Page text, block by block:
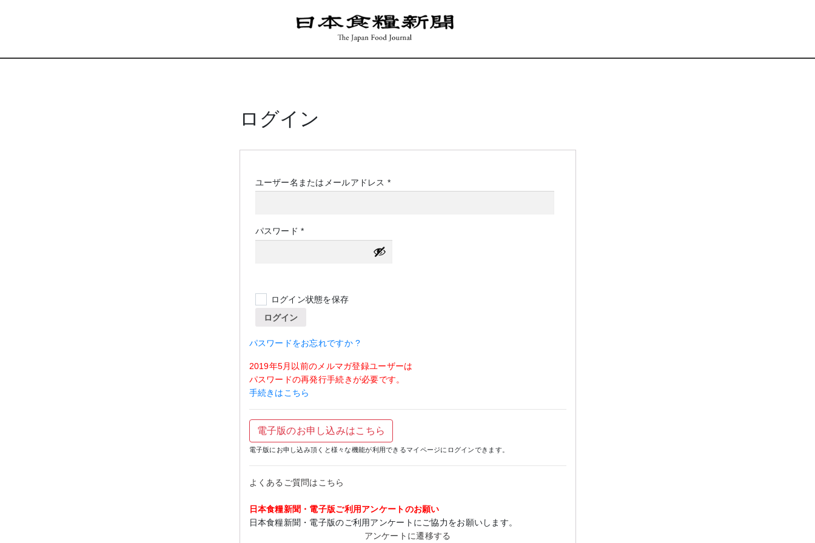
ログイン
ユーザー名またはメールアドレス *必
パスワード*必
須
ログイン状態を保存
ログイン
パスワードをお忘れですか ?
2019年5月以前のメルマガ登録ユーザーは
パスワードの再発行手続きが必要です。
手続きはこちら
電子版のお申し込みはこちら
電子版にお申し込み頂くと様々な機能が利用できるマイページにログインできます。
よくあるご質問はこちら
日本食糧新聞・電子版ご利用アンケートのお願い
日本食糧新聞・電子版のご利用アンケートにご協力をお願いします。
アンケートに遷移する